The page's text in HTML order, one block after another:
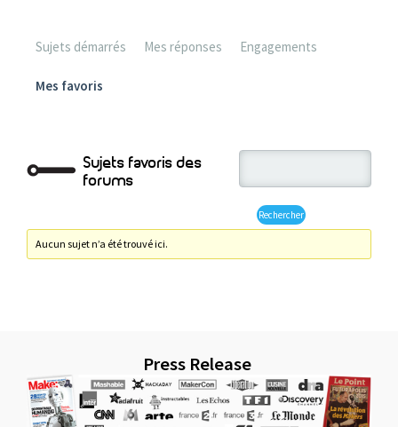
Sujets démarrés Mes réponses Engagements
Mes favoris
Sujets favoris des
forums
Aucun sujet n’a été trouvé ici.
Press Release